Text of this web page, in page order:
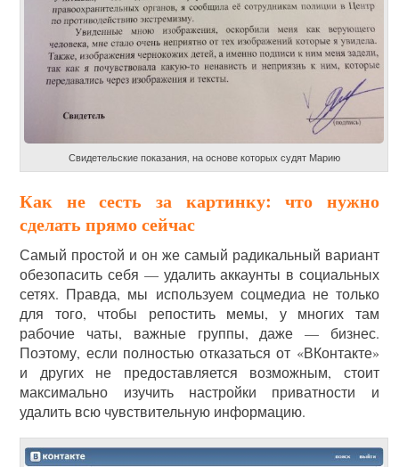
Свидетельские показания, на основе которых судят Марию
Как не сесть за картинку: что нужно
сделать прямо сейчас
Самый простой и он же самый радикальный вариант
обезопасить себя — удалить аккаунты в социальных
сетях. Правда, мы используем соцмедиа не только
для того, чтобы репостить мемы, у многих там
рабочие чаты, важные группы, даже — бизнес.
Поэтому, если полностью отказаться от «ВКонтакте»
и других не предоставляется возможным, стоит
максимально изучить настройки приватности и
удалить всю чувствительную информацию.